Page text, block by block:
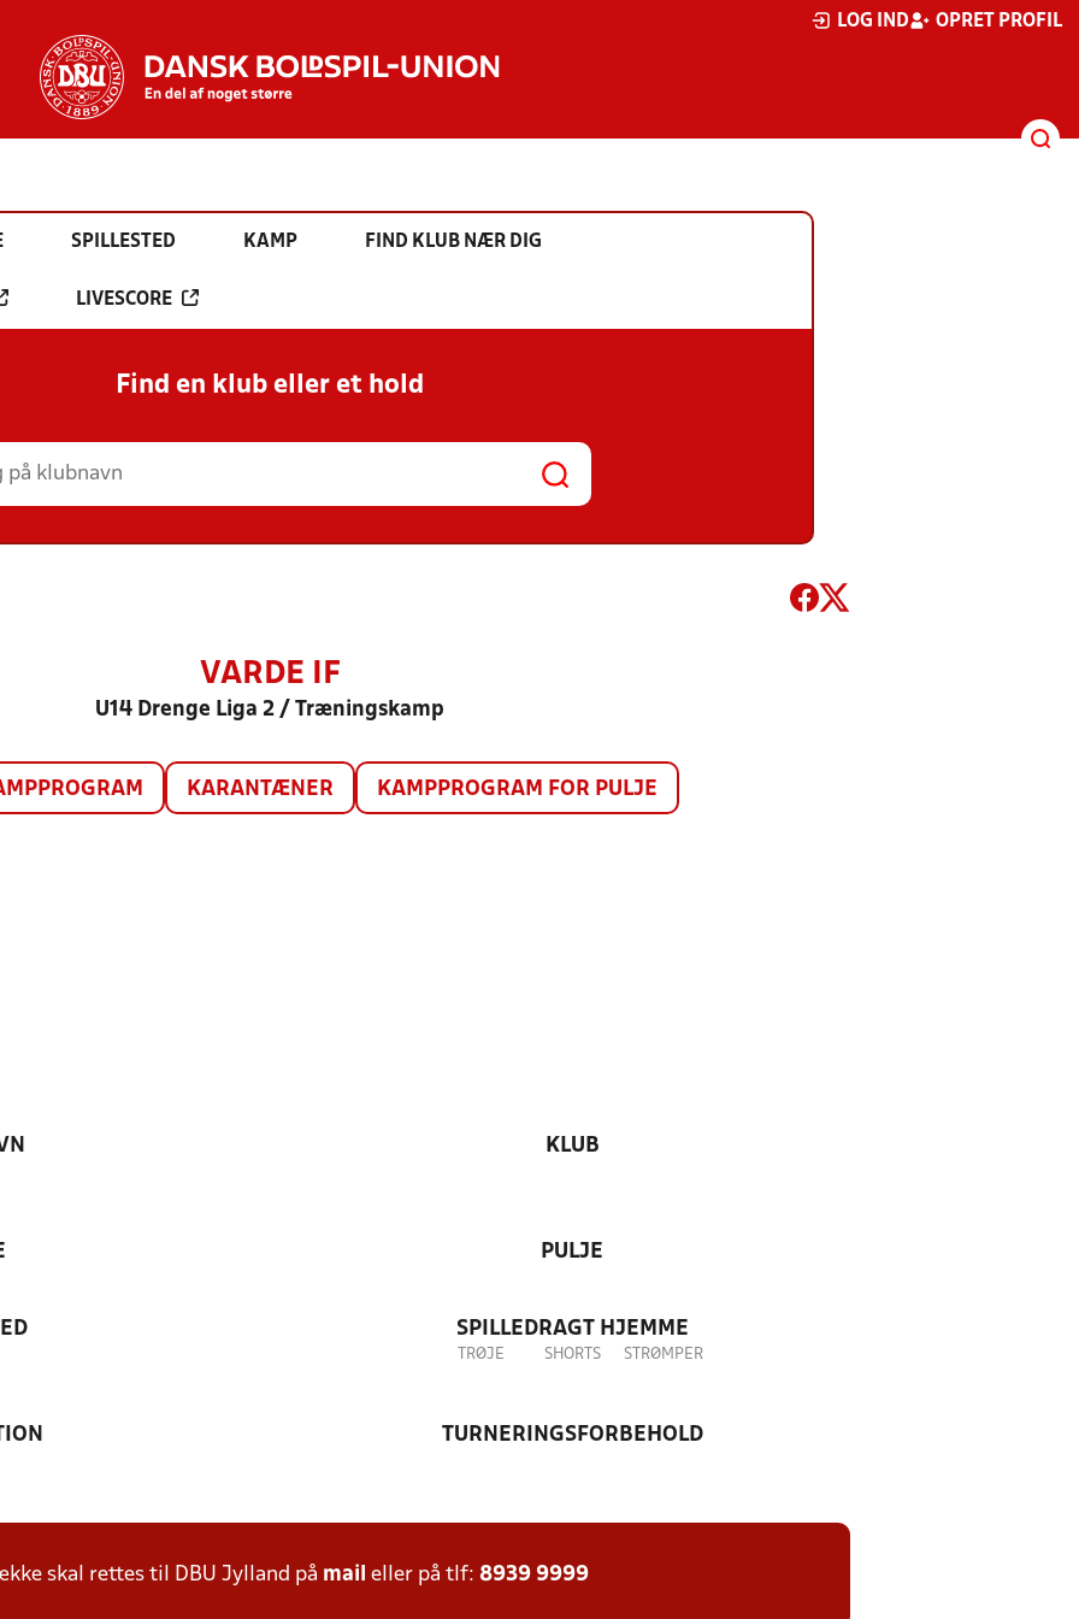
LOG IND OPRET PROFIL
SPILLESTED KAMP FIND KLUB NÆR DIG
LIVESCORE
Find en klub eller et hold
VARDE IF
U14 Drenge Liga 2 / Træningskamp
KARANTÆNER KAMPPROGRAM FOR PULJE
KLUB
PULJE
SPILLEDRAGT HJEMME
TRØJE SHORTS STRØMPER
TURNERINGSFORBEHOLD
skal rettes til DBU Jylland på mail eller på tlf: 8939 9999